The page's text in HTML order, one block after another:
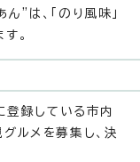
”は、「のり風味」
。
登録している市内
ルメを募集し、決